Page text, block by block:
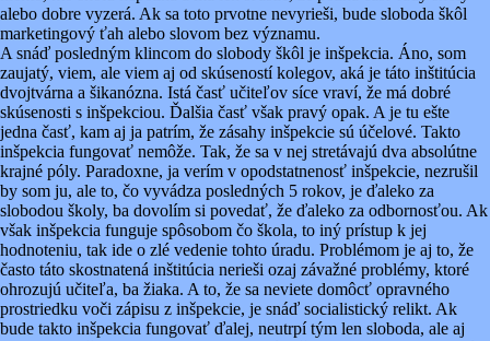
alebo dobre vyzerá. Ak sa toto prvotne nevyrieši, bude sloboda škôl
marketingový ťah alebo slovom bez významu.
A snáď posledným klincom do slobody škôl je inšpekcia. Áno, som
zaujatý, viem, ale viem aj od skúseností kolegov, aká je táto inštitúcia
dvojtvárna a šikanózna. Istá časť učiteľov síce vraví, že má dobré
skúsenosti s inšpekciou. Ďalšia časť však pravý opak. A je tu ešte
jedna časť, kam aj ja patrím, že zásahy inšpekcie sú účelové. Takto
inšpekcia fungovať nemôže. Tak, že sa v nej stretávajú dva absolútne
krajné póly. Paradoxne, ja verím v opodstatnenosť inšpekcie, nezrušil
by som ju, ale to, čo vyvádza posledných 5 rokov, je ďaleko za
slobodou školy, ba dovolím si povedať, že ďaleko za odbornosťou. Ak
však inšpekcia funguje spôsobom čo škola, to iný prístup k jej
hodnoteniu, tak ide o zlé vedenie tohto úradu. Problémom je aj to, že
často táto skostnatená inštitúcia nerieši ozaj závažné problémy, ktoré
ohrozujú učiteľa, ba žiaka. A to, že sa neviete domôcť opravného
prostriedku voči zápisu z inšpekcie, je snáď socialistický relikt. Ak
bude takto inšpekcia fungovať ďalej, neutrpí tým len sloboda, ale aj